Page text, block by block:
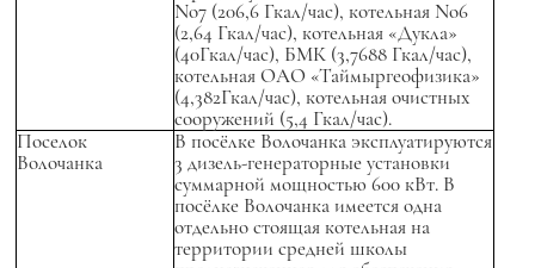
No7 (206,6 Гкал/час), котельная No6
(2,64 Гкал/час), котельная «Дукла»
(40Гкал/час), БМК (3,7688 Гкал/час),
котельная ОАО «Таймыргеофизика»
(4,382Гкал/час), котельная очистных
сооружений (5,4 Гкал/час).
Поселок
Волочанка
В посёлке Волочанка эксплуатируются
3 дизель-генераторные установки
суммарной мощностью 600 кВт. В
посёлке Волочанка имеется одна
отдельно стоящая котельная на
территории средней школы